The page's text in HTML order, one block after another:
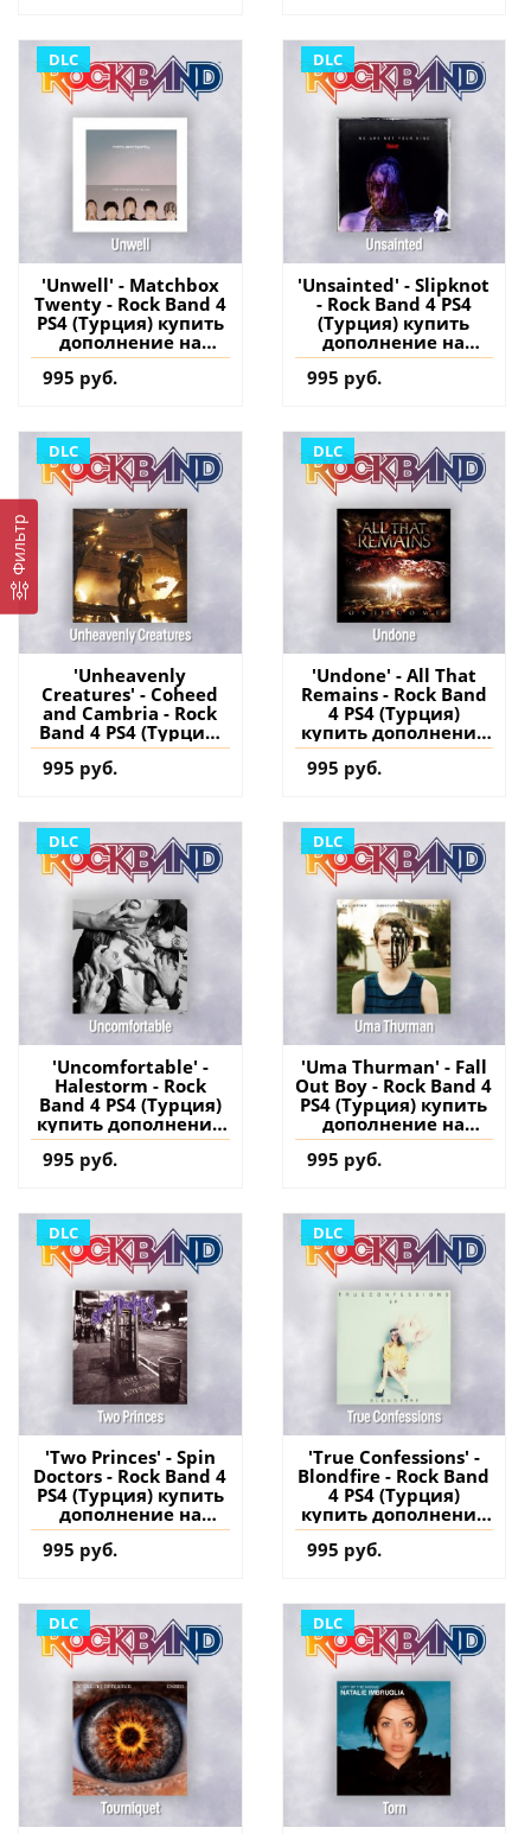
Фильтр
DLC
'Unwell' - Matchbox
Twenty - Rock Band 4
PS4 (Турция) купить
дополнение на
аккаунт
995 руб.
DLC
'Unsainted' - Slipknot
- Rock Band 4 PS4
(Турция) купить
дополнение на
аккаунт
995 руб.
DLC
'Unheavenly
Creatures' - Coheed
and Cambria - Rock
Band 4 PS4 (Турция)
купить дополнение
на аккаунт
995 руб.
DLC
'Undone' - All That
Remains - Rock Band
4 PS4 (Турция)
купить дополнение
на аккаунт
995 руб.
DLC
'Uncomfortable' -
Halestorm - Rock
Band 4 PS4 (Турция)
купить дополнение
на аккаунт
995 руб.
DLC
'Uma Thurman' - Fall
Out Boy - Rock Band 4
PS4 (Турция) купить
дополнение на
аккаунт
995 руб.
DLC
'Two Princes' - Spin
Doctors - Rock Band 4
PS4 (Турция) купить
дополнение на
аккаунт
995 руб.
DLC
'True Confessions' -
Blondfire - Rock Band
4 PS4 (Турция)
купить дополнение
на аккаунт
995 руб.
DLC DLC